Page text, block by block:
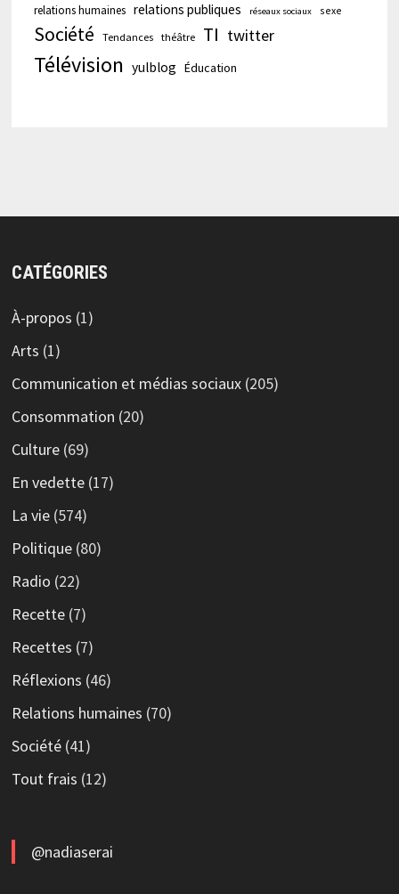
relations humaines relations publiques réseaux sociaux sexe
Société Tendances théâtre TI twitter
Télévision yulblog Éducation
CATÉGORIES
À-propos (1)
Arts (1)
Communication et médias sociaux(205)
Consommation (20)
Culture(69)
En vedette(17)
La vie(574)
Politique(80)
Radio (22)
Recette(7)
Recettes (7)
Réflexions (46)
Relations humaines (70)
Société(41)
Tout frais (12)
@nadiaserai